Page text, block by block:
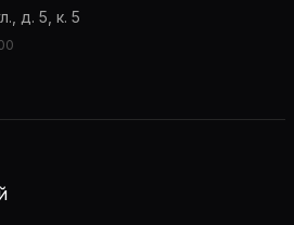
д. 5, к. 5